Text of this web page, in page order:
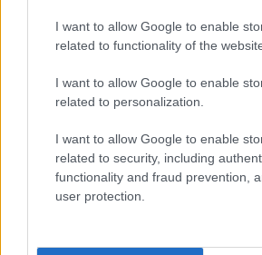
I want to allow Google to enable
related to functionality of the
I want to allow Google to enable
related to personalization.
I want to allow Google to enable
related to security, including
functionality and fraud prevention,
user protection.
Mr Flynn Rider•2018. szeptember 01.
Elkészült az új Nemzeti
előremutató, meg
politikájával. Magyarország
Pakisztán között. Példát mutatunk